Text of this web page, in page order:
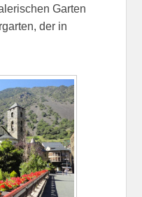
Garten
der in